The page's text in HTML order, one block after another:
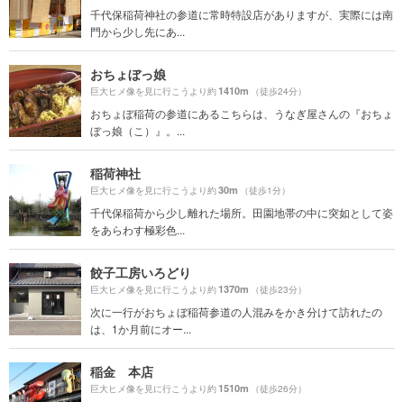
千代保稲荷神社の参道に常時特設店がありますが、実際には南
門から少し先にあ...
おちょぼっ娘
巨大ヒメ像を見に行こうより約1410m （徒歩24分）
おちょぼ稲荷の参道にあるこちらは、うなぎ屋さんの『おちょ
ぼっ娘（こ）』。...
稲荷神社
巨大ヒメ像を見に行こうより約30m （徒歩1分）
千代保稲荷から少し離れた場所。田園地帯の中に突如として姿
をあらわす極彩色...
餃子工房いろどり
巨大ヒメ像を見に行こうより約1370m （徒歩23分）
次に一行がおちょぼ稲荷参道の人混みをかき分けて訪れたの
は、1か月前にオー...
稲金 本店
巨大ヒメ像を見に行こうより約1510m （徒歩26分）